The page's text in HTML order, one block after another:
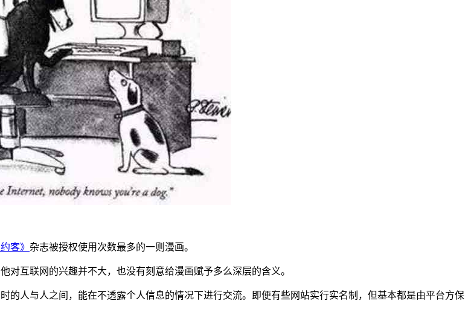
客》 杂志被授权使用次数最多的一则漫画。
互联网的兴趣并不大，也没有刻意给漫画赋予多么深层的含义。
的人与人之间，能在不透露个人信息的情况下进行交流。即便有些网站实行实名制，但基本都是由平台方保